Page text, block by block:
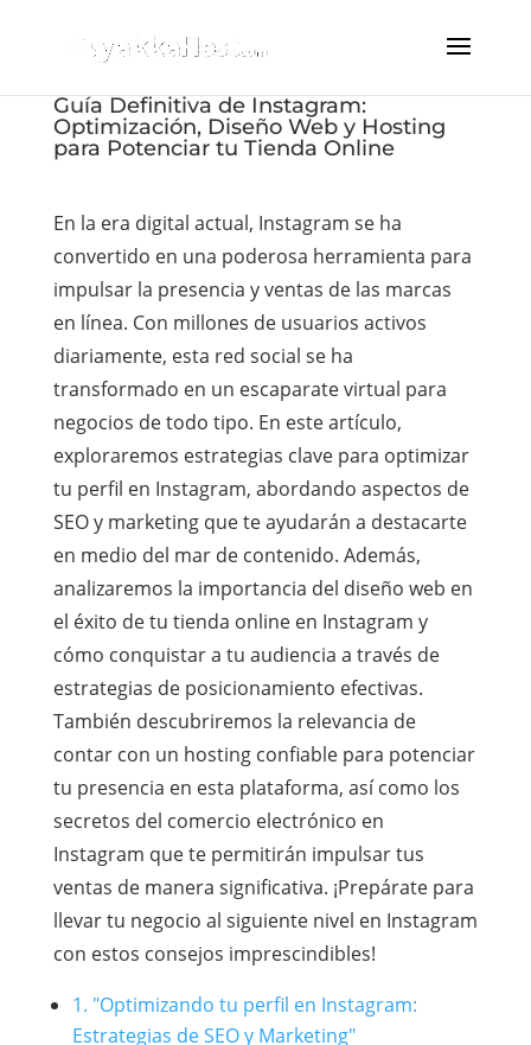
Guía Definitiva de Instagram:
Optimización, Diseño Web y Hosting
para Potenciar tu Tienda Online
En la era digital actual, Instagram se ha
convertido en una poderosa herramienta para
impulsar la presencia y ventas de las marcas
en línea. Con millones de usuarios activos
diariamente, esta red social se ha
transformado en un escaparate virtual para
negocios de todo tipo. En este artículo,
exploraremos estrategias clave para optimizar
tu perfil en Instagram, abordando aspectos de
SEO y marketing que te ayudarán a destacarte
en medio del mar de contenido. Además,
analizaremos la importancia del diseño web en
el éxito de tu tienda online en Instagram y
cómo conquistar a tu audiencia a través de
estrategias de posicionamiento efectivas.
También descubriremos la relevancia de
contar con un hosting confiable para potenciar
tu presencia en esta plataforma, así como los
secretos del comercio electrónico en
Instagram que te permitirán impulsar tus
ventas de manera significativa. ¡Prepárate para
llevar tu negocio al siguiente nivel en Instagram
con estos consejos imprescindibles!
1. "Optimizando tu perfil en Instagram:
Estrategias de SEO y Marketing"